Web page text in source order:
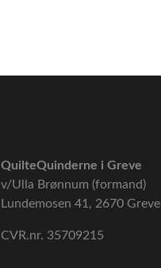
QuilteQuinderne i Greve
v/Ulla Brønnum (formand)
Lundemosen 41, 2670 Greve
CVR.nr. 35709215